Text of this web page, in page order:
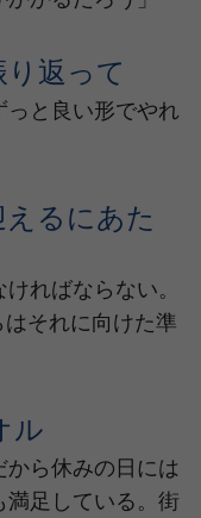
返って
っと良い形でやれ
るにあた
ればならない。
それに向けた準
ル
から休みの日には
足している。街